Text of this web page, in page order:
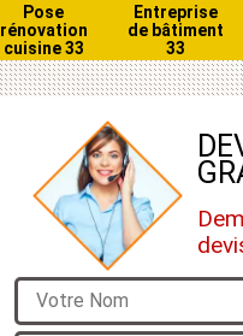
Pose
rénovation
cuisine 33
Entreprise
de bâtiment
33